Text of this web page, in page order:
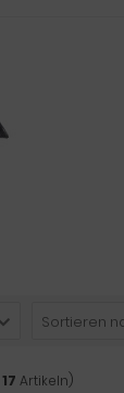
Sortieren
17 Artikeln)